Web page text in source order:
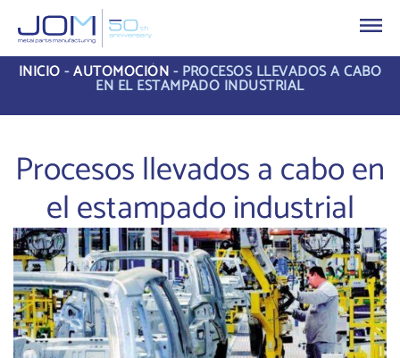
INICIO-AUTOMOCIÓN-PROCESOS LLEVADOS A CABO
EN EL ESTAMPADO INDUSTRIAL
Procesos llevados a cabo en
el estampado industrial